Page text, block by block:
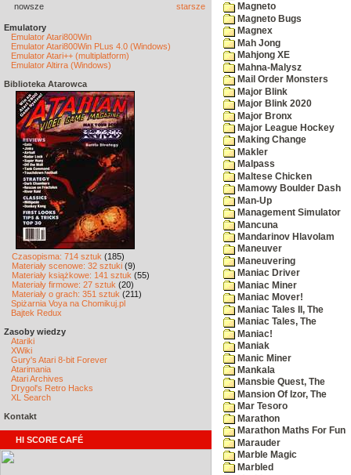
nowsze starsze
Emulatory
Emulator Atari800Win
Emulator Atari800Win PLus 4.0 (Windows)
Emulator Atari++ (multiplatform)
Emulator Altirra (Windows)
Biblioteka Atarowca
Czasopisma: 714 sztuk (185)
Materiały scenowe: 32 sztuki (9)
Materiały książkowe: 141 sztuk (55)
Materiały firmowe: 27 sztuk (20)
Materiały o grach: 351 sztuk (211)
Spiżarnia Voya na Chomikuj.pl
Bajtek Redux
Zasoby wiedzy
Atariki
XWiki
Gury's Atari 8-bit Forever
Atarimania
Atari Archives
Drygol's Retro Hacks
XL Search
Kontakt
HI SCORE CAFÉ
Magneto
Magneto Bugs
Magnex
Mah Jong
Mahjong XE
Mahna-Malysz
Mail Order Monsters
Major Blink
Major Blink 2020
Major Bronx
Major League Hockey
Making Change
Makler
Malpass
Maltese Chicken
Mamowy Boulder Dash
Man-Up
Management Simulator
Mancuna
Mandarinov Hlavolam
Maneuver
Maneuvering
Maniac Driver
Maniac Miner
Maniac Mover!
Maniac Tales II, The
Maniac Tales, The
Maniac!
Maniak
Manic Miner
Mankala
Mansbie Quest, The
Mansion Of Izor, The
Mar Tesoro
Marathon
Marathon Maths For Fun
Marauder
Marble Magic
Marbled